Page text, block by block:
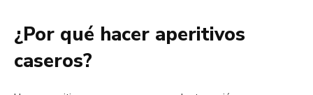
¿Por qué hacer aperitivos
caseros?